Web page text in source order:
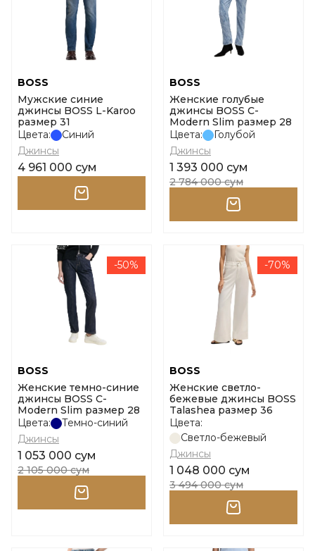
BOSS
Мужские синие
джинсы BOSS L-Karoo
размер 31
Цвета:
Синий
Джинсы
4 961 000 сум
BOSS
Женские голубые
джинсы BOSS C-
Modern Slim размер 28
Цвета:
Голубой
Джинсы
1 393 000 сум
2 784 000 сум
-50%
BOSS
Женские темно-синие
джинсы BOSS C-
Modern Slim размер 28
Цвета:
Темно-синий
Джинсы
1 053 000 сум
2 105 000 сум
-70%
BOSS
Женские светло-
бежевые джинсы BOSS
Talashea размер 36
Цвета:
Светло-бежевый
Джинсы
1 048 000 сум
3 494 000 сум